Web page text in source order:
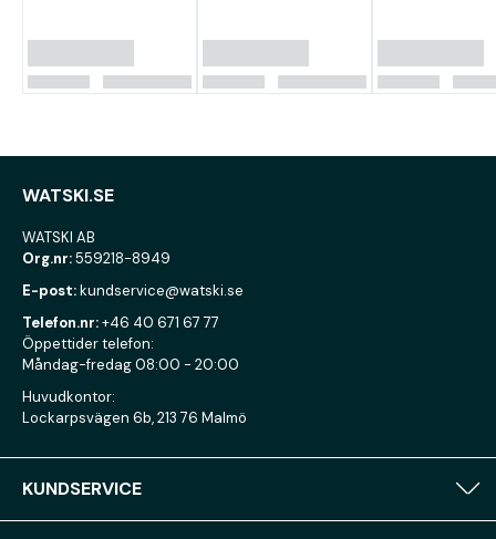
WATSKI.SE
WATSKI AB
Org.nr:559218-8949
E-post:kundservice@watski.se
Telefon.nr:+46 40 671 67 77
Öppettider telefon:
Måndag-fredag 08:00 - 20:00
Huvudkontor:
Lockarpsvägen 6b, 213 76 Malmö
KUNDSERVICE